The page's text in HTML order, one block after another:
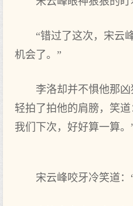
“错过了这次，宋云
机会了。”
李洛却并不惧他那
轻拍了拍他的肩膀，笑道
我们下次，好好算一算。
宋云峰咬牙冷笑道